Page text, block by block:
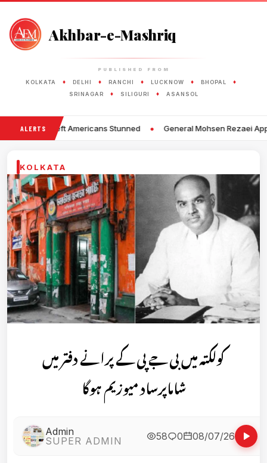
Akhbar-e-Mashriq
PUBLISHED FROM
KOLKATA ♦ DELHI ♦ RANCHI ♦ LUCKNOW ♦ BHOPAL ♦
SRINAGAR ♦ SILIGURI ♦ ASANSOL
ALERTS
Americans Stunned • General Mohsen Rezaei Appointed as
KOLKATA
کولکتہ میں بی جے پی کے پرانے دفتر میں
شاماپرساد میوزیم ہوگا
Admin
SUPER ADMIN
58 0 08/07/26